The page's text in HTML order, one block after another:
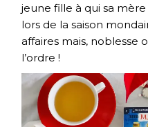
jeune fille à qui sa
lors de la saison
affaires mais, noblesse
l’ordre !